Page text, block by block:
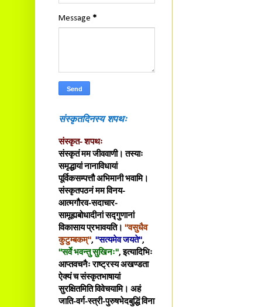
Message *
संस्कृतदिनस्य शपथः
संस्कृत- शपथः
संस्कृतं मम जीववाणी। तस्याः
समृद्धायां नानाविधायां
पूर्विकसम्पत्तौ अभिमानी भवामि।
संस्कृतपठनं मम विनय-
आत्मगौरव-सदाचार-
सामूह्यबोधादीनां सद्गुणानां
विकासाय प्रभावयति। "वसुधैव
कुटुम्बकम्", "सत्यमेव जयते",
"सर्वे भवन्तु सुखिनः", इत्यादिभिः
आप्तवचनैः राष्ट्रस्य अखण्डता
ऐक्यं च संस्कृतभाषायां
सुरक्षितमिति विवेचयामि। अहं
जाति-वर्ग-स्त्री-पुरुषभेदबुद्धिं विना